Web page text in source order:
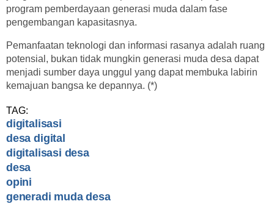
program pemberdayaan generasi muda dalam fase
pengembangan kapasitasnya.
Pemanfaatan teknologi dan informasi rasanya adalah ruang
potensial, bukan tidak mungkin generasi muda desa dapat
menjadi sumber daya unggul yang dapat membuka labirin
kemajuan bangsa ke depannya. (*)
TAG:
digitalisasi
desa digital
digitalisasi desa
desa
opini
generadi muda desa